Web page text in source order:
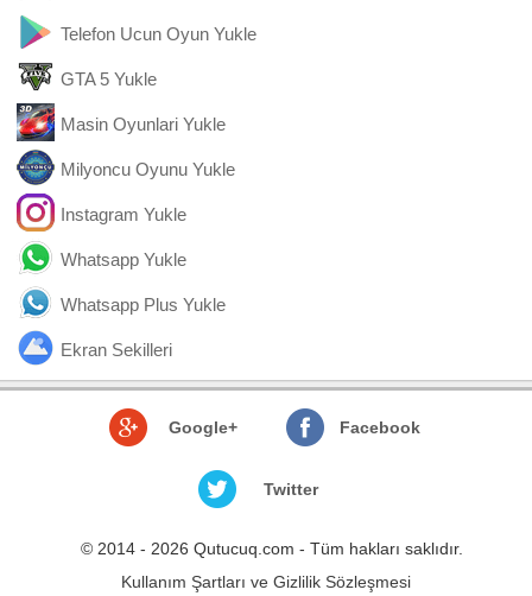
Telefon Ucun Oyun Yukle
GTA 5 Yukle
Masin Oyunlari Yukle
Milyoncu Oyunu Yukle
Instagram Yukle
Whatsapp Yukle
Whatsapp Plus Yukle
Ekran Sekilleri
Google+ Facebook
Twitter
© 2014 - 2026 Qutucuq.com - Tüm hakları saklıdır.
Kullanım Şartları ve Gizlilik Sözleşmesi